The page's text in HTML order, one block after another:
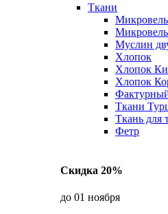
Ткани
Муслин
Хлопок
Хлопок
Хлопок
Ткани
Ткань для
Фетр
Скидка 20%
до 01 ноября